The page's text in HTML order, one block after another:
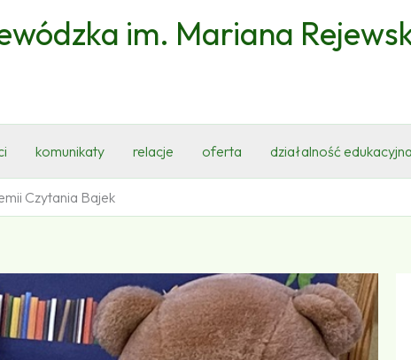
im. Mariana
komunikaty relacje oferta działalność edukacyjna
Czytania Bajek